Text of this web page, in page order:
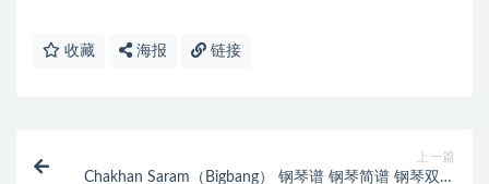
收藏 海报 链接
上一篇
Chakhan Saram（Bigbang） 钢琴谱 钢琴简谱 钢琴双手